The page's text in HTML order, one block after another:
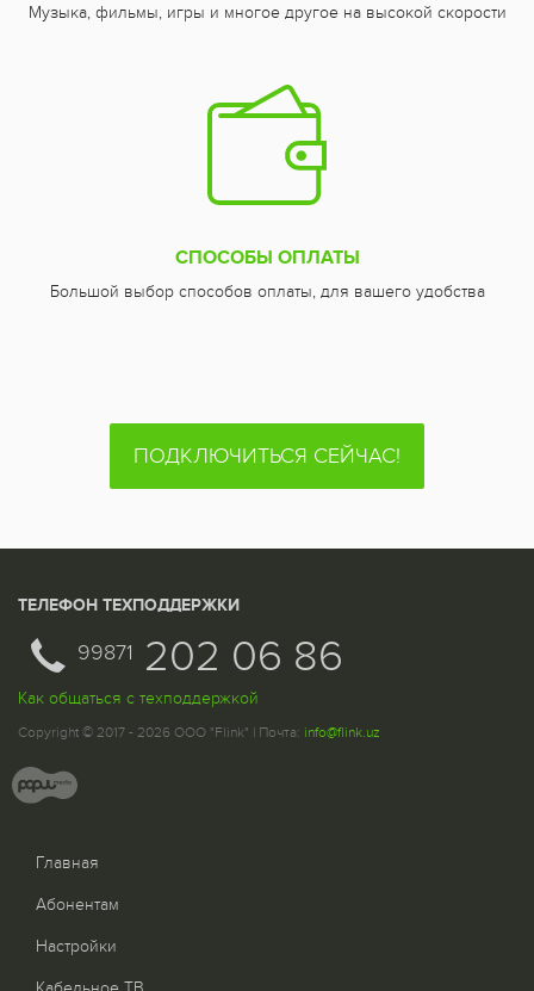
Музыка, фильмы, игры и многое другое на высокой скорости
СПОСОБЫ ОПЛАТЫ
Большой выбор способов оплаты, для вашего удобства
ПОДКЛЮЧИТЬСЯ СЕЙЧАС!
ТЕЛЕФОН ТЕХПОДДЕРЖКИ
99871 202 06 86
Как общаться с техподдержкой
Copyright © 2017 - 2026 ООО "Flink" | Почта: info@flink.uz
Главная
Абонентам
Настройки